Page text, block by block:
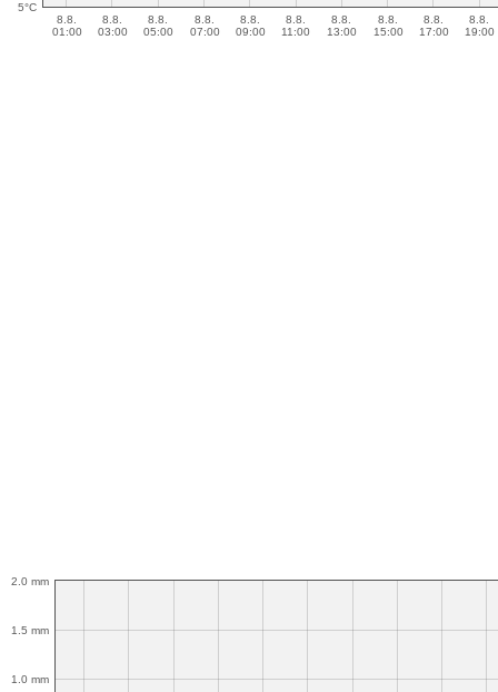
8.8.
01:00
8.8.
03:00
8.8.
05:00
8.8.
07:00
8.8.
09:00
8.8.
11:00
8.8.
13:00
8.8.
15:00
8.8.
17:00
8.8.
19:00
5°C
1.0 mm
1.5 mm
2.0 mm